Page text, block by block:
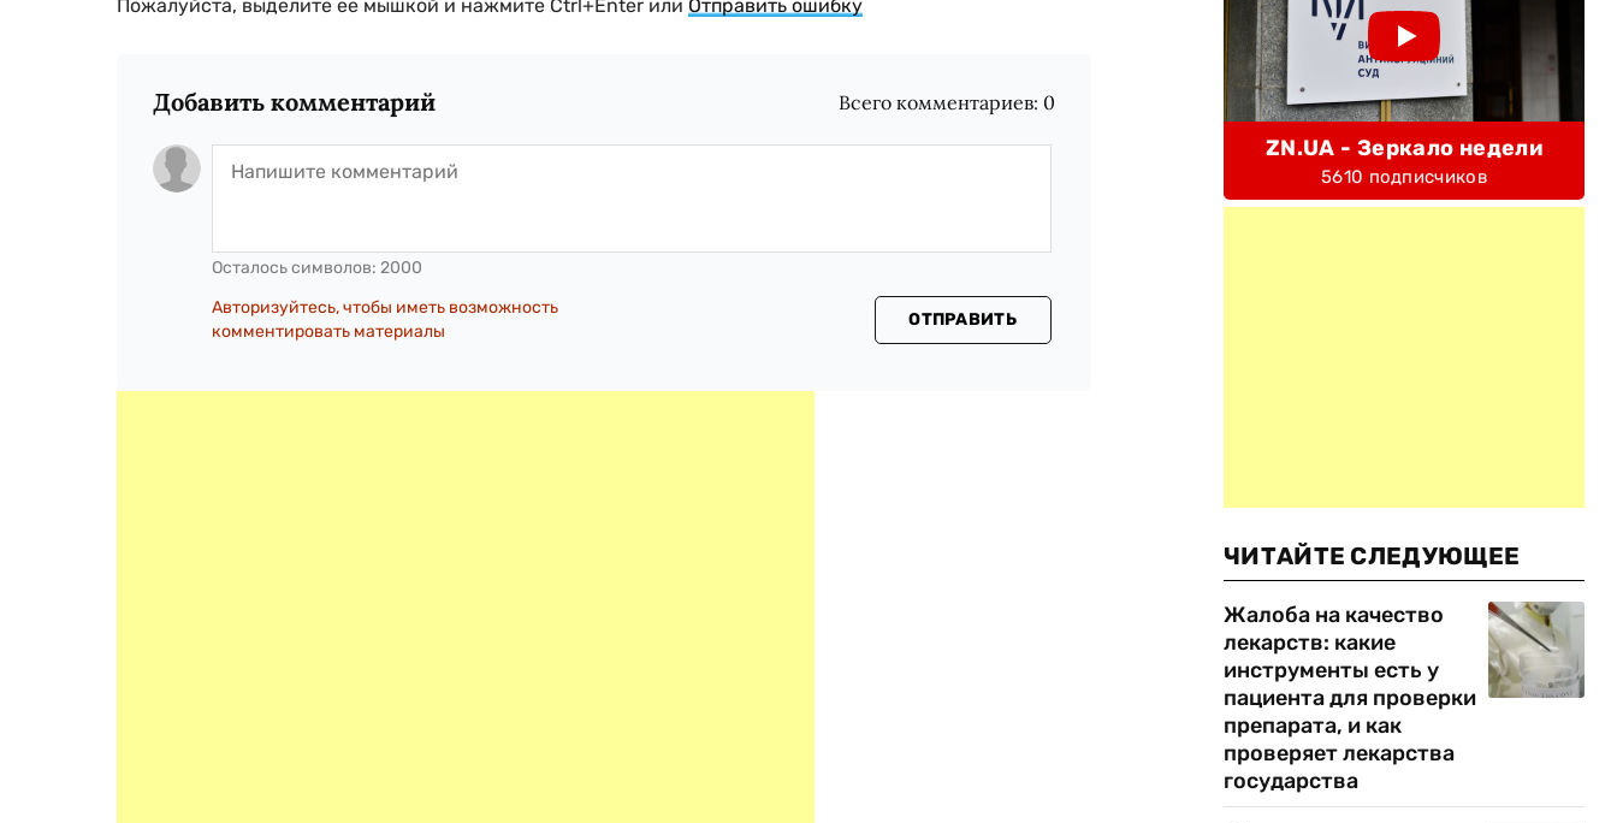
Пожалуйста, выделите ее мышкой и нажмите Ctrl+Enter или Отправить ошибку
Добавить комментарий Всего комментариев: 0
Осталось символов: 2000
Авторизуйтесь, чтобы иметь возможность
комментировать материалы
ОТПРАВИТЬ
ZN.UA - Зеркало недели
5610 подписчиков
ЧИТАЙТЕ СЛЕДУЮЩЕЕ
Жалоба на качество
лекарств: какие
инструменты есть у
пациента для проверки
препарата, и как
проверяет лекарства
государства